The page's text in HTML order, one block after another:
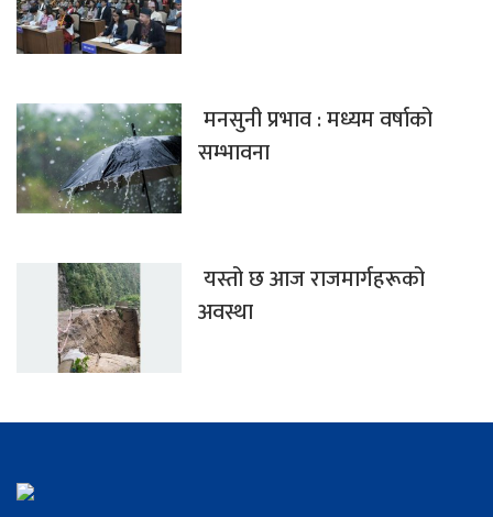
मनसुनी प्रभाव : मध्यम वर्षाको
सम्भावना
यस्तो छ आज राजमार्गहरूको
अवस्था